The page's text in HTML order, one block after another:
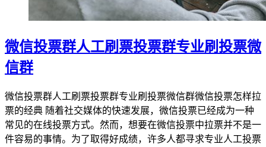
微信投票群人工刷票投票群专业刷投票微
信群
微信投票群人工刷票投票群专业刷投票微信群微信投票怎样拉
票的经典 随着社交媒体的快速发展，微信投票已经成为一种
常见的在线投票方式。然而，想要在微信投票中拉票并不是一
件容易的事情。为了取得好成绩，许多人都寻求专业人工投票